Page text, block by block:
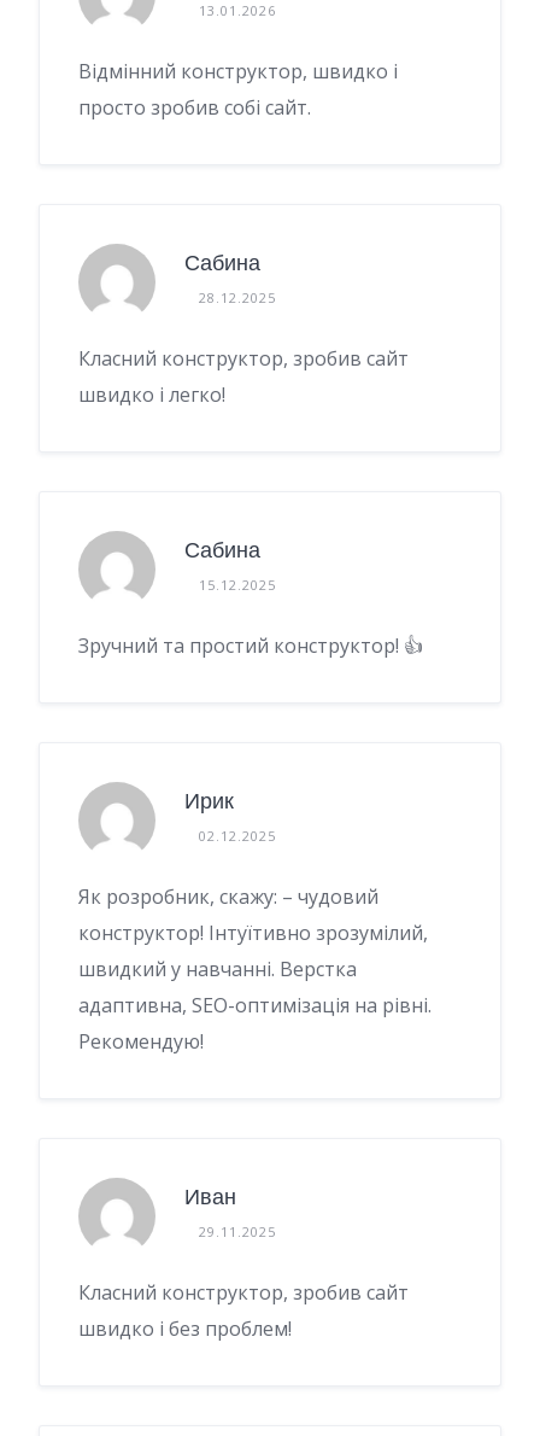
13.01.2026
Відмінний конструктор, швидко і
просто зробив собі сайт.
Сабина
28.12.2025
Класний конструктор, зробив сайт
швидко і легко!
Сабина
15.12.2025
Зручний та простий конструктор! 👍
Ирик
02.12.2025
Як розробник, скажу: – чудовий
конструктор! Інтуїтивно зрозумілий,
швидкий у навчанні. Верстка
адаптивна, SEO-оптимізація на рівні.
Рекомендую!
Иван
29.11.2025
Класний конструктор, зробив сайт
швидко і без проблем!